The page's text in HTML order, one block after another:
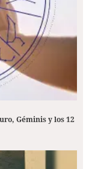
Géminis y los 12